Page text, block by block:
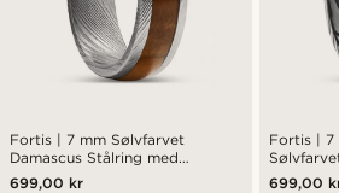
Fortis | 7 mm Sølvfarvet
Damascus Stålring med
Tigerøje Indlæg
699,00 kr
Fortis | 7
med
699,00